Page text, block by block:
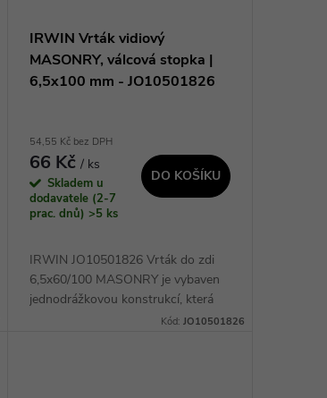
IRWIN Vrták vidiový
MASONRY, válcová stopka |
6,5x100 mm - JO10501826
54,55 Kč bez DPH
66 Kč / ks
Skladem u
dodavatele (2-7
prac. dnů) >5 ks
DO KOŠÍKU
IRWIN JO10501826 Vrták do zdi
6,5x60/100 MASONRY je vybaven
jednodrážkovou konstrukcí, která
umožňuje rychlejší odstranění
Kód: JO10501826